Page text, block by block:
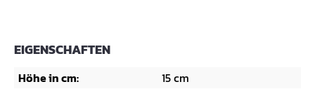
EIGENSCHAFTEN
Höhe in cm: 15 cm